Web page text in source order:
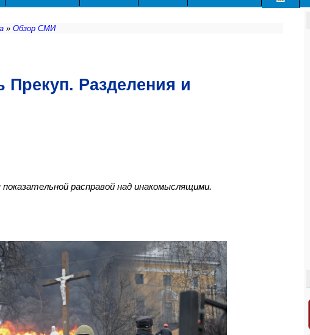
» Обзор СМИ
Прекуп. Разделения и
расправой над инакомыслящими.